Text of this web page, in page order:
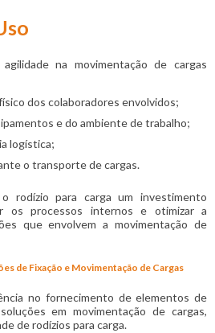
na movimentação de cargas
dos colaboradores envolvidos;
e do ambiente de trabalho;
logística;
o transporte de cargas.
rodízio para carga um investimento
os processos internos e otimizar a
que envolvem a movimentação de
de Fixação e Movimentação de Cargas
no fornecimento de elementos de
em movimentação de cargas,
de rodízios para carga.